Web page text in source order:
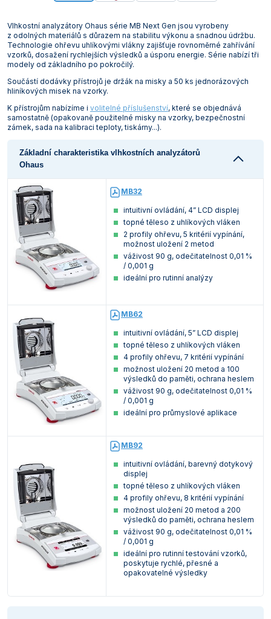
Vlhkostní analyzátory Ohaus série MB Next Gen jsou vyrobeny
z odolných materiálů s důrazem na stabilitu výkonu a snadnou údržbu.
Technologie ohřevu uhlíkovými vlákny zajišťuje rovnoměrné zahřívání
vzorků, dosažení rychlejších výsledků a úsporu energie. Série nabízí tři
modely od základního po pokročilý.
Součástí dodávky přístrojů je držák na misky a 50 ks jednorázových
hliníkových misek na vzorky.
K přístrojům nabízíme i volitelné příslušenství, které se objednává
samostatně (opakovaně použitelné misky na vzorky, bezpečnostní
zámek, sada na kalibraci teploty, tiskárny...).
Základní charakteristika vlhkostních analyzátorů
Ohaus
MB32
intuitivní ovládání, 4” LCD displej
topné těleso z uhlíkových vláken
2 profily ohřevu, 5 kritérií vypínání,
možnost uložení 2 metod
váživost 90 g, odečitatelnost 0,01 %
/ 0,001 g
ideální pro rutinní analýzy
MB62
intuitivní ovládání, 5” LCD displej
topné těleso z uhlíkových vláken
4 profily ohřevu, 7 kritérií vypínání
možnost uložení 20 metod a 100
výsledků do paměti, ochrana heslem
váživost 90 g, odečitatelnost 0,01 %
/ 0,001 g
ideální pro průmyslové aplikace
MB92
intuitivní ovládání, barevný dotykový
displej
topné těleso z uhlíkových vláken
4 profily ohřevu, 8 kritérií vypínání
možnost uložení 20 metod a 200
výsledků do paměti, ochrana heslem
váživost 90 g, odečitatelnost 0,01 %
/ 0,001 g
ideální pro rutinní testování vzorků,
poskytuje rychlé, přesné a
opakovatelné výsledky